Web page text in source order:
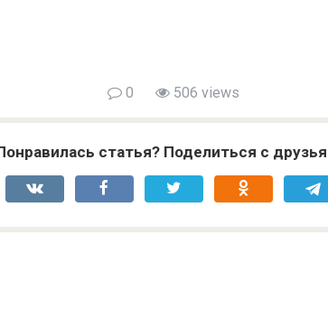
0 506 views
статья? Поделиться с